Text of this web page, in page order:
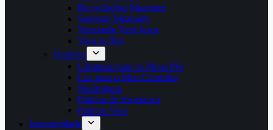
Recordações Maanaim
Serenata Maanaim
Vencendo Vem Jesus
Viva ao Rei
Quadros
Lâmpada para os Meus Pés
Luz para o Meu Caminho
Madrugada
Palavra de Esperança
Palavra Viva
Interatividade